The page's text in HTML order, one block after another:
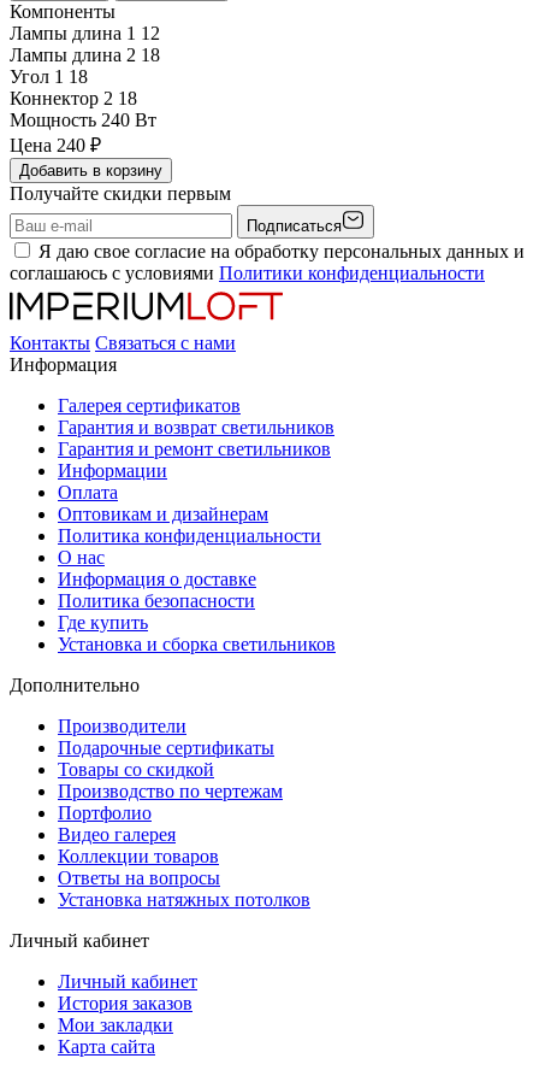
Компоненты
Лампы длина 1 12
Лампы длина 2 18
Угол 1 18
Коннектор 2 18
Мощность 240 Вт
Цена 240 ₽
Добавить в корзину
Получайте скидки первым
Подписаться
Я даю свое согласие на обработку персональных данных и
соглашаюсь с условиями Политики конфиденциальности
Контакты Связаться с нами
Информация
Галерея сертификатов
Гарантия и возврат светильников
Гарантия и ремонт светильников
Информации
Оплата
Оптовикам и дизайнерам
Политика конфиденциальности
О нас
Информация о доставке
Политика безопасности
Где купить
Установка и сборка светильников
Дополнительно
Производители
Подарочные сертификаты
Товары со скидкой
Производство по чертежам
Портфолио
Видео галерея
Коллекции товаров
Ответы на вопросы
Установка натяжных потолков
Личный кабинет
Личный кабинет
История заказов
Мои закладки
Карта сайта